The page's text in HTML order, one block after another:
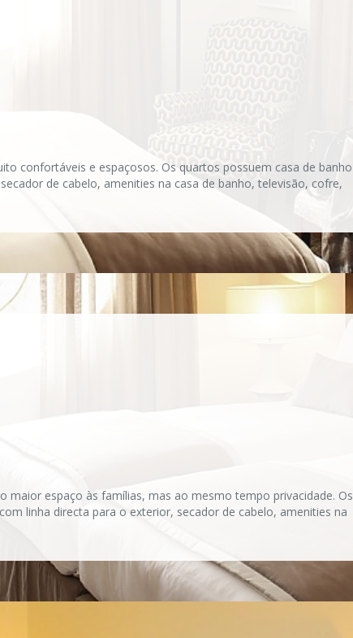
confortáveis e espaçosos. Os quartos possuem casa de banho
de cabelo, amenities na casa de banho, televisão, cofre,
espaço às famílias, mas ao mesmo tempo privacidade. Os
linha directa para o exterior, secador de cabelo, amenities na